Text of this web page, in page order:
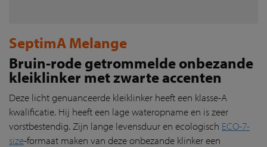
SeptimA Melange
Bruin-rode getrommelde onbezande
kleiklinker met zwarte accenten
Deze licht genuanceerde kleiklinker heeft een klasse-A
kwalificatie. Hij heeft een lage wateropname en is zeer
vorstbestendig. Zijn lange levensduur en ecologisch ECO-7-
size-formaat maken van deze onbezande klinker een